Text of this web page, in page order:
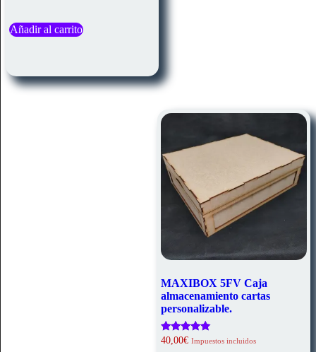
Añadir al carrito
MAXIBOX 5FV Caja
almacenamiento cartas
personalizable.
Valorado
40,00€ Impuestos incluidos